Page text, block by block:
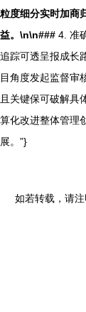
粒度细分实时加商
益。\n\n### 4. 准
追踪可透呈报成长
目角度发起监督审
且关键保可破解具
算化改进整体管理
展。”}
如若转载，请